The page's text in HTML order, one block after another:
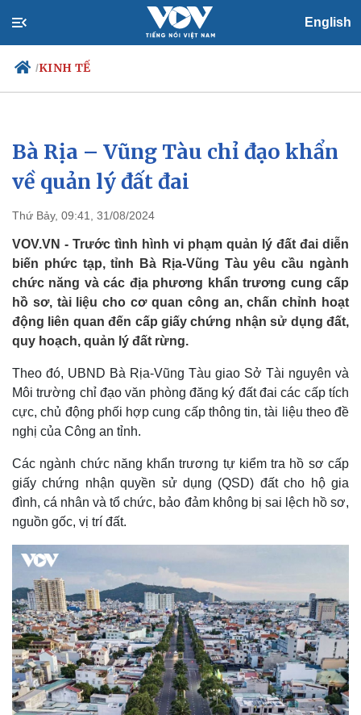
English
/KINH TẾ
Chính trị
Đảng
Tổ chức nhân sự
Nhận diện sự thật
Xã hội
Việc làm
Biển đảo
Bà Rịa – Vũng Tàu chỉ đạo khẩn
về quản lý đất đai
Thứ Bảy, 09:41, 31/08/2024
VOV.VN - Trước tình hình vi phạm quản lý đất đai diễn
biến phức tạp, tỉnh Bà Rịa-Vũng Tàu yêu cầu ngành
chức năng và các địa phương khẩn trương cung cấp
hồ sơ, tài liệu cho cơ quan công an, chấn chỉnh hoạt
động liên quan đến cấp giấy chứng nhận sử dụng đất,
quy hoạch, quản lý đất rừng.
Theo đó, UBND Bà Rịa-Vũng Tàu giao Sở Tài nguyên và
Môi trường chỉ đạo văn phòng đăng ký đất đai các cấp tích
cực, chủ động phối hợp cung cấp thông tin, tài liệu theo đề
nghị của Công an tỉnh.
Các ngành chức năng khẩn trương tự kiểm tra hồ sơ cấp
giấy chứng nhận quyền sử dụng (QSD) đất cho hộ gia
đình, cá nhân và tổ chức, bảo đảm không bị sai lệch hồ sơ,
nguồn gốc, vị trí đất.